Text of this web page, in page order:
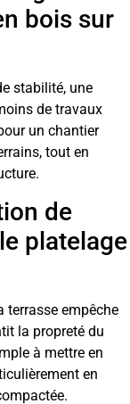
bois sur
stabilité, une
de travaux
un chantier
tout en
de
platelage
terrasse empêche
la propreté du
à mettre en
en